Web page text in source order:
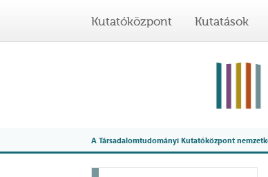
Kutatóközpont Kutatások
A Társadalomtudományi Kutatóközpont